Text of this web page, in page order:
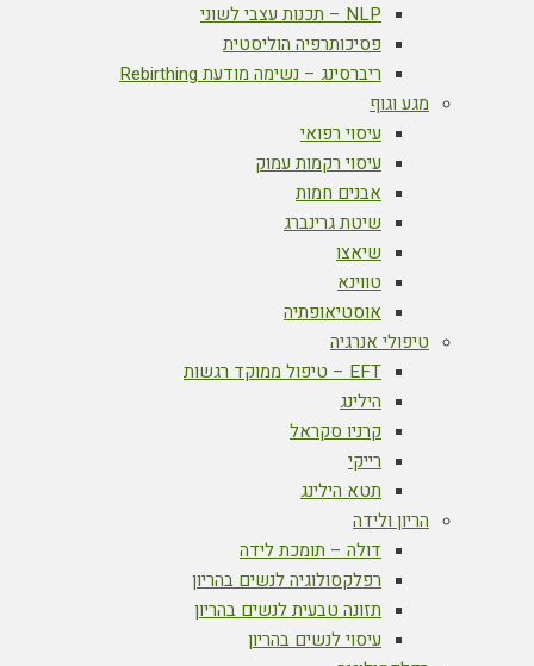
NLP – תכנות עצבי לשוני
פסיכותרפיה הוליסטית
ריברסינג – נשימה מודעת Rebirthing
מגע וגוף
עיסוי רפואי
עיסוי רקמות עמוק
אבנים חמות
שיטת גרינברג
שיאצו
טווינא
אוסטיאופתיה
טיפולי אנרגיה
EFT – טיפול ממוקד רגשות
הילינג
קרניו סקראל
רייקי
תטא הילינג
הריון ולידה
דולה – תומכת לידה
רפלקסולוגיה לנשים בהריון
תזונה טבעית לנשים בהריון
עיסוי לנשים בהריון